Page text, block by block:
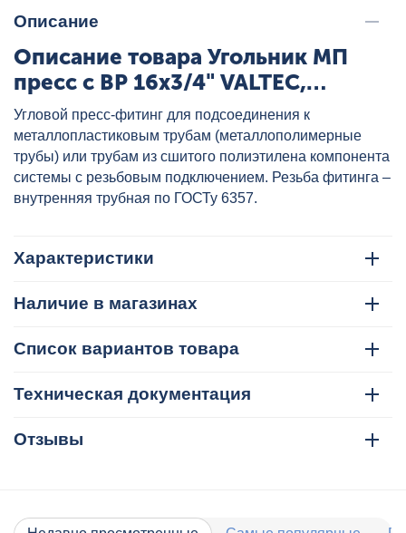
Описание
Описание товара Угольник МП
пресс с ВР 16x3/4" VALTEC,
артикул: VTm.252.N.001605
Угловой пресс-фитинг для подсоединения к
металлопластиковым трубам (металлополимерные
трубы) или трубам из сшитого полиэтилена компонента
системы с резьбовым подключением. Резьба фитинга –
внутренняя трубная по ГОСТу 6357.
Характеристики
Наличие в магазинах
Список вариантов товара
Техническая документация
Отзывы